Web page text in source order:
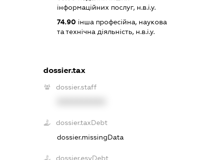
інформаційних послуг, н.в.і.у.
74.90 інша професійна, наукова
та технічна діяльність, н.в.і.у.
dossier.tax
dossier.staff
dossier.taxDebt
dossier.missingData
dossier.esvDebt